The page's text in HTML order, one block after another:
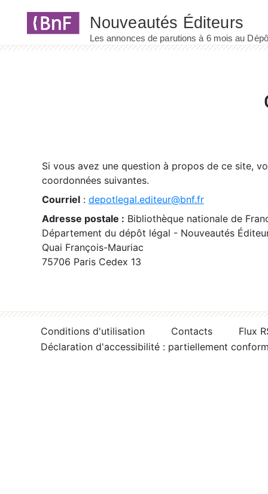
Si vous avez une question à propos de ce site,
coordonnées suivantes.
Courriel : depotlegal.editeur@bnf.fr
Adresse postale : Bibliothèque nationale de
Département du dépôt légal - Nouveautés
Quai François-Mauriac
75706 Paris Cedex 13
Conditions d'utilisation Contacts
Flux
Déclaration d'accessibilité : partiellement